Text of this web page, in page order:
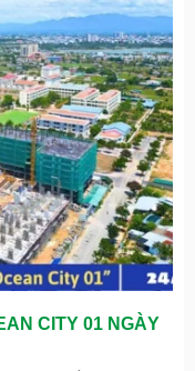
CITY 01 NGÀY